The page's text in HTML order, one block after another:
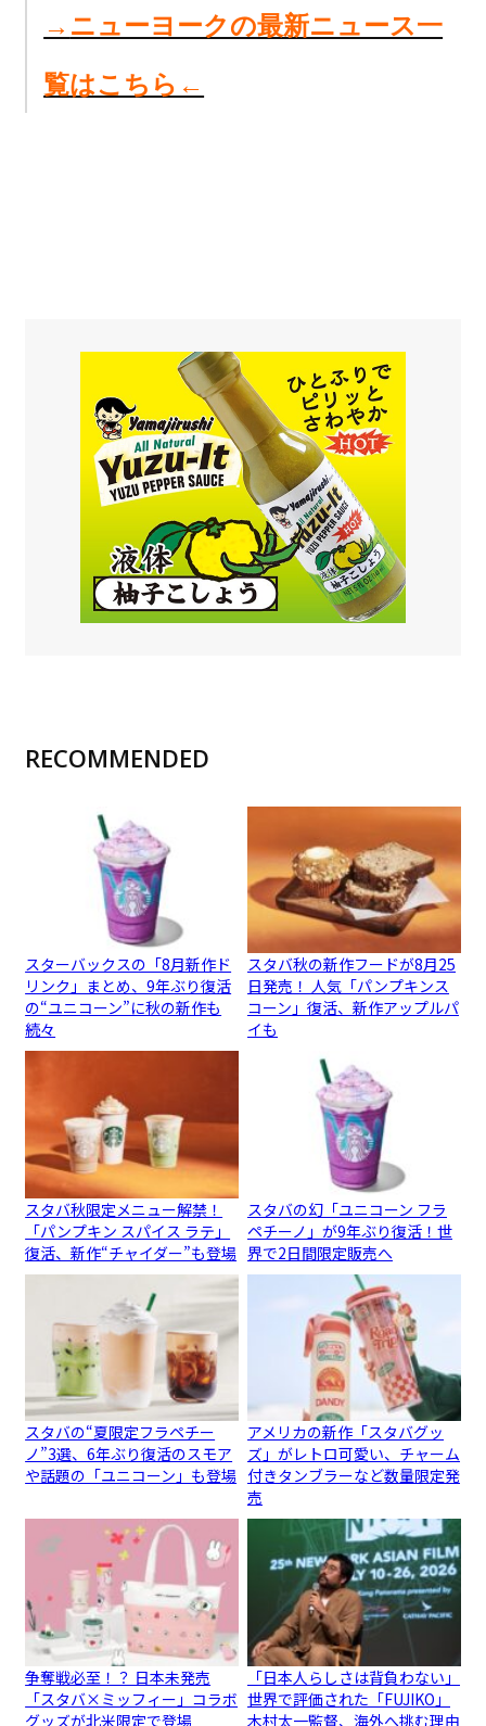
→ ニューヨークの最新ニュース一
覧はこちら←
RECOMMENDED
スターバックスの「8月新作ド
リンク」まとめ、9年ぶり復活
の“ユニコーン”に秋の新作も
続々
スタバ秋の新作フードが8月25
日発売！ 人気「パンプキンス
コーン」復活、新作アップルパ
イも
スタバ秋限定メニュー解禁！
「パンプキン スパイス ラテ」
復活、新作“チャイダー”も登場
スタバの幻「ユニコーン フラ
ペチーノ」が9年ぶり復活！世
界で2日間限定販売へ
スタバの“夏限定フラペチー
ノ”3選、6年ぶり復活のスモア
や話題の「ユニコーン」も登場
アメリカの新作「スタバグッ
ズ」がレトロ可愛い、チャーム
付きタンブラーなど数量限定発
売
争奪戦必至！？ 日本未発売
「スタバ×ミッフィー」コラボ
グッズが北米限定で登場
「日本人らしさは背負わない」
世界で評価された「FUJIKO」
木村太一監督、海外へ挑む理由